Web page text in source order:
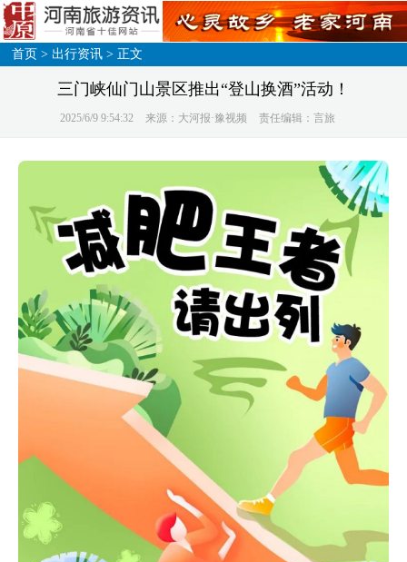
首页 >出行资讯 > 正文
三门峡仙门山景区推出“登山换酒”活动！
2025/6/9 9:54:32 来源：大河报·豫视频 责任编辑：言旅